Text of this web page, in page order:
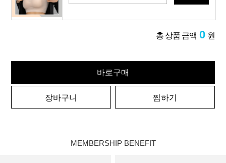
총 상품 금액 0 원
바로구매
장바구니 찜하기
MEMBERSHIP BENEFIT